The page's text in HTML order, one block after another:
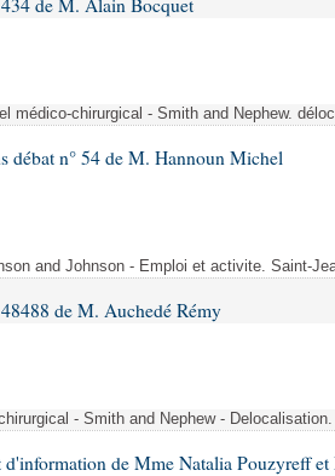
des lois
des lois
de M. Alain Bocquet
médico-chirurgical - Smith and Nephew.
débat n° 54 de M. Hannoun Michel
and Johnson - Emploi et activite. Saint-
de M. Auchedé Rémy
- Smith and Nephew -
d'information de Mme Natalia Pouzyreff